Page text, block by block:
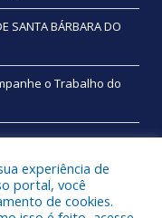
SANTA BÁRBARA DO
o Trabalho do
experiência de
portal, você
de cookies.